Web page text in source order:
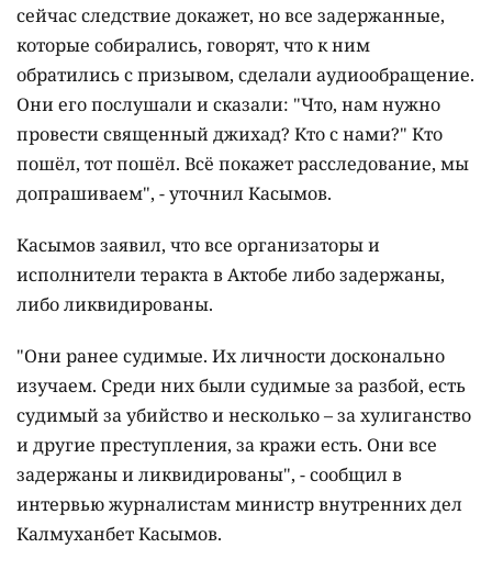
сейчас следствие докажет, но все задержанные,
которые собирались, говорят, что к ним
обратились с призывом, сделали аудиообращение.
Они его послушали и сказали: "Что, нам нужно
провести священный джихад? Кто с нами?" Кто
пошёл, тот пошёл. Всё покажет расследование, мы
допрашиваем", - уточнил Касымов.
Касымов заявил, что все организаторы и
исполнители теракта в Актобе либо задержаны,
либо ликвидированы.
"Они ранее судимые. Их личности досконально
изучаем. Среди них были судимые за разбой, есть
судимый за убийство и несколько – за хулиганство
и другие преступления, за кражи есть. Они все
задержаны и ликвидированы", - сообщил в
интервью журналистам министр внутренних дел
Калмуханбет Касымов.